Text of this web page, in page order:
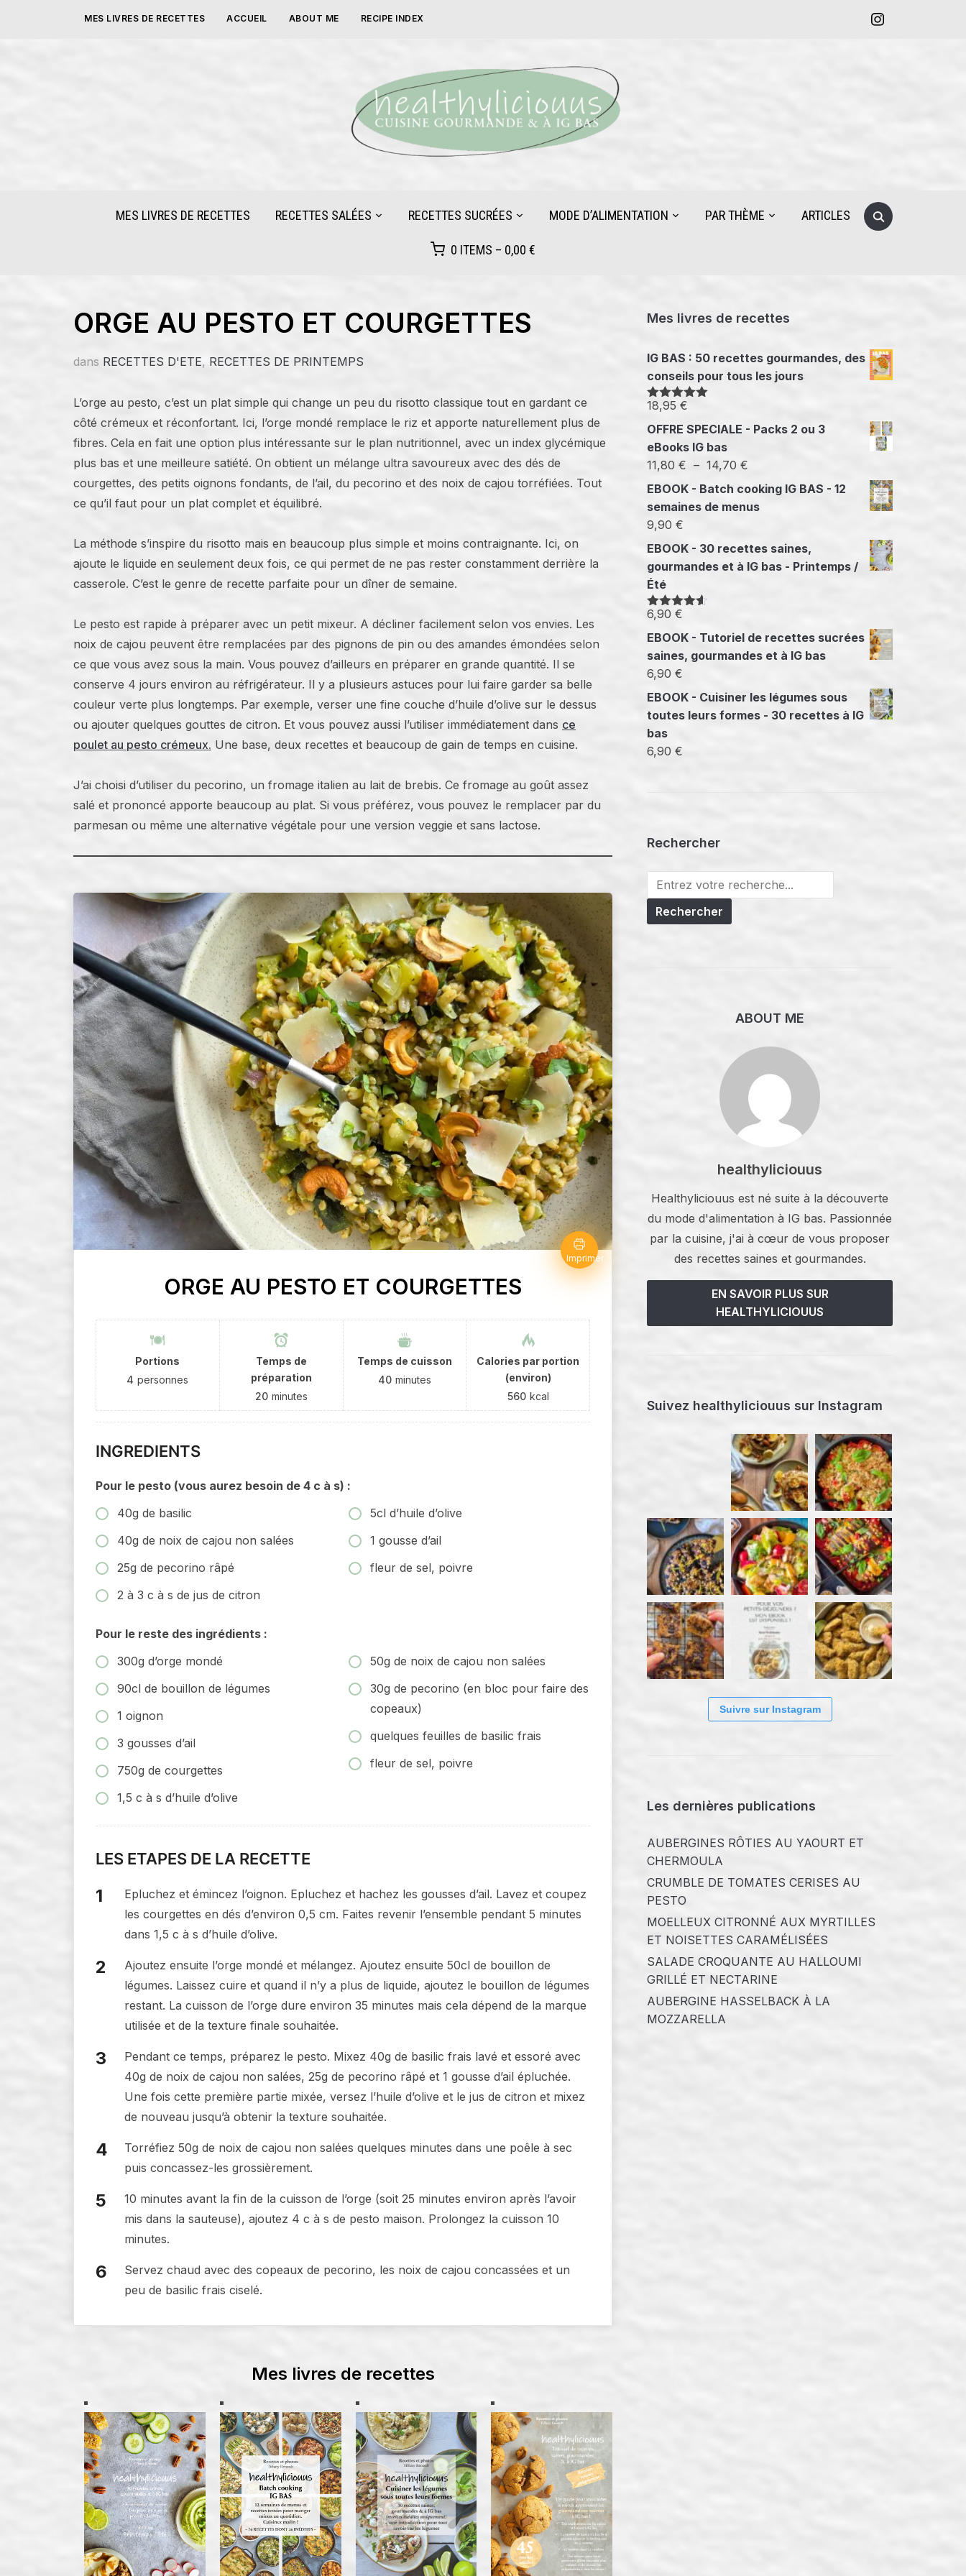
instagram
MES LIVRES DE RECETTES ACCUEIL ABOUT ME RECIPE INDEX
Search
for:
MES LIVRES DE RECETTES RECETTES SALÉES RECETTES SUCRÉES MODE D’ALIMENTATION PAR THÈME ARTICLES
0 ITEMS – 0,00 €
ORGE AU PESTO ET COURGETTES
dans RECETTES D'ETE, RECETTES DE PRINTEMPS
L’orge au pesto, c’est un plat simple qui change un peu du risotto classique tout en gardant ce
côté crémeux et réconfortant. Ici, l’orge mondé remplace le riz et apporte naturellement plus de
fibres. Cela en fait une option plus intéressante sur le plan nutritionnel, avec un index glycémique
plus bas et une meilleure satiété. On obtient un mélange ultra savoureux avec des dés de
courgettes, des petits oignons fondants, de l’ail, du pecorino et des noix de cajou torréfiées. Tout
ce qu’il faut pour un plat complet et équilibré.
La méthode s’inspire du risotto mais en beaucoup plus simple et moins contraignante. Ici, on
ajoute le liquide en seulement deux fois, ce qui permet de ne pas rester constamment derrière la
casserole. C’est le genre de recette parfaite pour un dîner de semaine.
Le pesto est rapide à préparer avec un petit mixeur. A décliner facilement selon vos envies. Les
noix de cajou peuvent être remplacées par des pignons de pin ou des amandes émondées selon
ce que vous avez sous la main. Vous pouvez d’ailleurs en préparer en grande quantité. Il se
conserve 4 jours environ au réfrigérateur. Il y a plusieurs astuces pour lui faire garder sa belle
couleur verte plus longtemps. Par exemple, verser une fine couche d’huile d’olive sur le dessus
ou ajouter quelques gouttes de citron. Et vous pouvez aussi l’utiliser immédiatement dans ce
poulet au pesto crémeux. Une base, deux recettes et beaucoup de gain de temps en cuisine.
J’ai choisi d’utiliser du pecorino, un fromage italien au lait de brebis. Ce fromage au goût assez
salé et prononcé apporte beaucoup au plat. Si vous préférez, vous pouvez le remplacer par du
parmesan ou même une alternative végétale pour une version veggie et sans lactose.
Imprimer
ORGE AU PESTO ET COURGETTES
Portions
4 personnes
Temps de
préparation
20 minutes
Temps de cuisson
40 minutes
Calories par portion
(environ)
560 kcal
INGREDIENTS
Pour le pesto (vous aurez besoin de 4 c à s) :
40g de basilic
40g de noix de cajou non salées
25g de pecorino râpé
2 à 3 c à s de jus de citron
5cl d’huile d’olive
1 gousse d’ail
fleur de sel, poivre
Pour le reste des ingrédients :
300g d’orge mondé
90cl de bouillon de légumes
1 oignon
3 gousses d’ail
750g de courgettes
1,5 c à s d’huile d’olive
50g de noix de cajou non salées
30g de pecorino (en bloc pour faire des
copeaux)
quelques feuilles de basilic frais
fleur de sel, poivre
LES ETAPES DE LA RECETTE
Epluchez et émincez l’oignon. Epluchez et hachez les gousses d’ail. Lavez et coupez
les courgettes en dés d’environ 0,5 cm. Faites revenir l’ensemble pendant 5 minutes
dans 1,5 c à s d’huile d’olive.
Ajoutez ensuite l’orge mondé et mélangez. Ajoutez ensuite 50cl de bouillon de
légumes. Laissez cuire et quand il n’y a plus de liquide, ajoutez le bouillon de légumes
restant. La cuisson de l’orge dure environ 35 minutes mais cela dépend de la marque
utilisée et de la texture finale souhaitée.
Pendant ce temps, préparez le pesto. Mixez 40g de basilic frais lavé et essoré avec
40g de noix de cajou non salées, 25g de pecorino râpé et 1 gousse d’ail épluchée.
Une fois cette première partie mixée, versez l’huile d’olive et le jus de citron et mixez
de nouveau jusqu’à obtenir la texture souhaitée.
Torréfiez 50g de noix de cajou non salées quelques minutes dans une poêle à sec
puis concassez-les grossièrement.
10 minutes avant la fin de la cuisson de l’orge (soit 25 minutes environ après l’avoir
mis dans la sauteuse), ajoutez 4 c à s de pesto maison. Prolongez la cuisson 10
minutes.
Servez chaud avec des copeaux de pecorino, les noix de cajou concassées et un
peu de basilic frais ciselé.
Mes livres de recettes
Mes livres de recettes
IG BAS : 50 recettes gourmandes, des
conseils pour tous les jours
Note5.00
18,95 €
OFFRE SPECIALE - Packs 2 ou 3
eBooks IG bas
11,80 € – 14,70 €
de
14,70 €
EBOOK - Batch cooking IG BAS - 12
semaines de menus
9,90 €
EBOOK - 30 recettes saines,
gourmandes et à IG bas - Printemps /
Été
Note 4.50
6,90 €
EBOOK - Tutoriel de recettes sucrées
saines, gourmandes et à IG bas
6,90 €
EBOOK - Cuisiner les légumes sous
toutes leurs formes - 30 recettes à IG
bas
6,90 €
Rechercher
Search
for:
ABOUT ME
healthyliciouus
Healthyliciouus est né suite à la découverte
du mode d'alimentation à IG bas. Passionnée
par la cuisine, j'ai à cœur de vous proposer
des recettes saines et gourmandes.
EN SAVOIR PLUS SUR
HEALTHYLICIOUUS
Suivez healthyliciouus sur Instagram
Suivre sur Instagram
Les dernières publications
AUBERGINES RÔTIES AU YAOURT ET
CHERMOULA
CRUMBLE DE TOMATES CERISES AU
PESTO
MOELLEUX CITRONNÉ AUX MYRTILLES
ET NOISETTES CARAMÉLISÉES
SALADE CROQUANTE AU HALLOUMI
GRILLÉ ET NECTARINE
AUBERGINE HASSELBACK À LA
MOZZARELLA